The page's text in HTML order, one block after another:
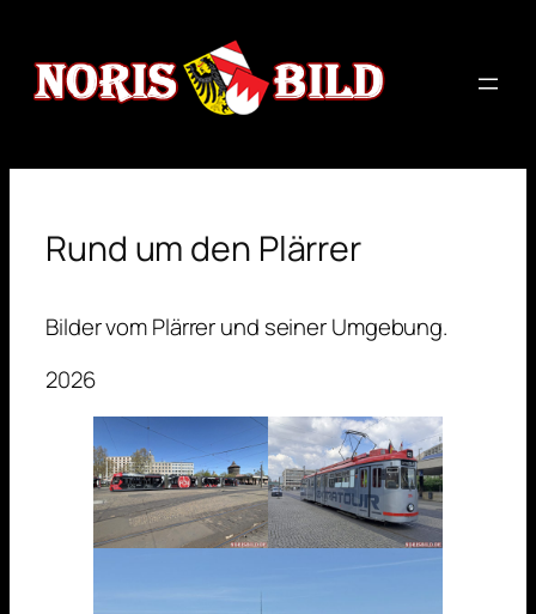
springen
Rund um den Plärrer
Bilder vom Plärrer und seiner Umgebung.
2026